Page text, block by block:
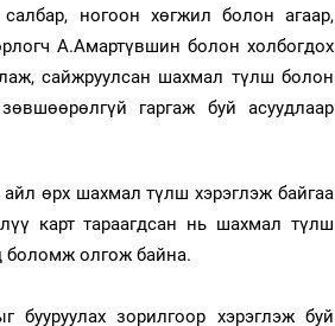
ногоон хөгжил болон агаар,
А.Амартүвшин болон холбогдох
сайжруулсан шахмал түлш болон
гаргаж буй асуудлаар
өрх шахмал түлш хэрэглэж байгаа
карт тараагдсан нь шахмал түлш
боломж олгож байна.
бууруулах зорилгоор хэрэглэж буй